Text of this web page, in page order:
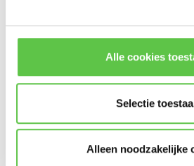
Alle cookies
Selectie
Alleen noodzakelijke
Cisco Meraki MX85